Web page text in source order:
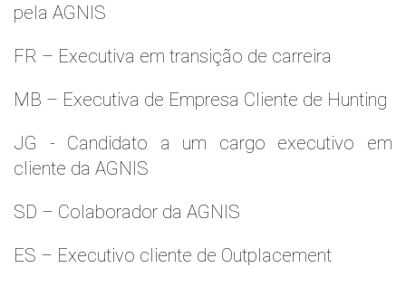
pela AGNIS
FR – Executiva em transição de carreira
MB – Executiva de Empresa Cliente de Hunting
JG - Candidato a um cargo executivo em
cliente da AGNIS
SD – Colaborador da AGNIS
ES – Executivo cliente de Outplacement